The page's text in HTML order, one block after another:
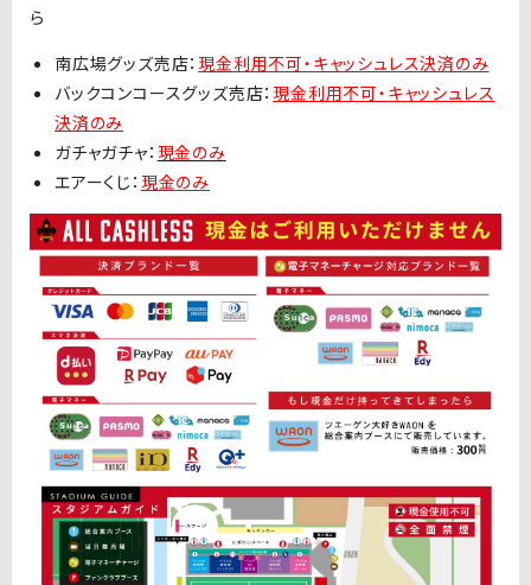
ら
南広場グッズ売店： 現金利用不可・キャッシュレス決済のみ
バックコンコースグッズ売店： 現金利用不可・キャッシュレス
決済のみ
ガチャガチャ： 現金のみ
エアーくじ： 現金のみ